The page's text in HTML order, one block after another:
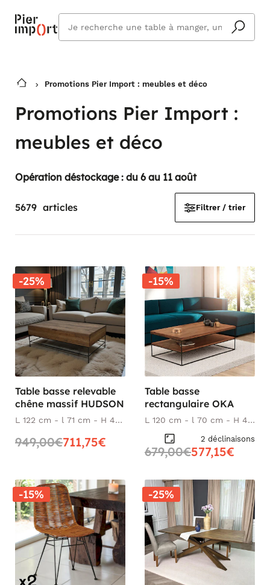
cherchez
vous ?
Promotions Pier Import : meubles et déco
Promotions Pier Import :
meubles et déco
Opération déstockage : du 6 au 11 août
5679 articles Filtrer / trier
-25%
Table basse relevable
chêne massif HUDSON
L 122 cm - l 71 cm - H 42
949,00€711,75€
-15%
Table basse
rectangulaire OKA
L 120 cm - l 70 cm - H 40
2 déclinaisons
679,00€577,15€
-15% -25%